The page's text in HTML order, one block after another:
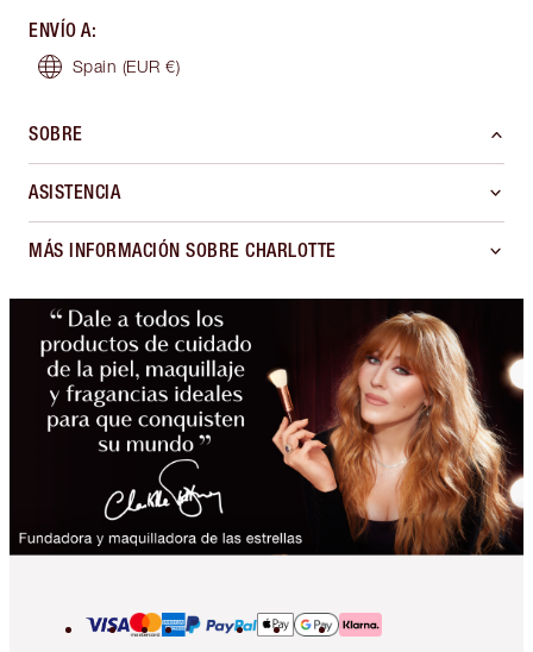
ENVÍO A:
Spain (EUR €)
SOBRE
ASISTENCIA
MÁS INFORMACIÓN SOBRE CHARLOTTE